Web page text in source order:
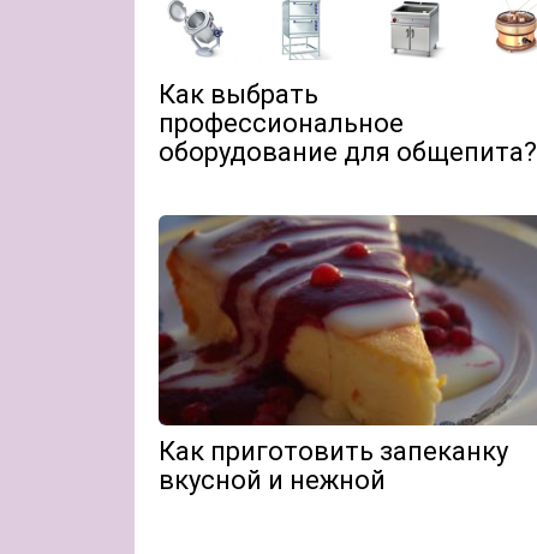
Как выбрать
профессиональное
оборудование для общепита?
Как приготовить запеканку
вкусной и нежной